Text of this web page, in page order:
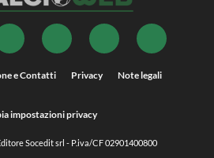
e Contatti Privacy Note legali
impostazioni privacy
Socedit srl - P.iva/CF 02901400800